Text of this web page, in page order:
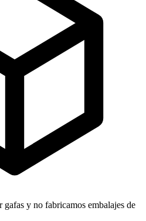
y no fabricamos embalajes de